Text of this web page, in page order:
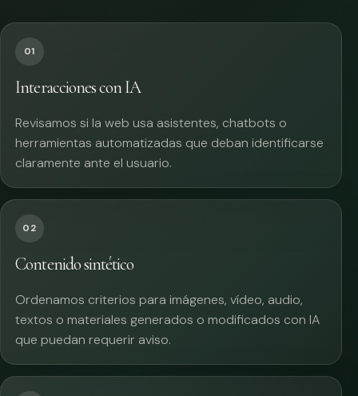
01
Interacciones con IA
Revisamos si la web usa asistentes, chatbots o
herramientas automatizadas que deban identificarse
claramente ante el usuario.
02
Contenido sintético
Ordenamos criterios para imágenes, vídeo, audio,
textos o materiales generados o modificados con IA
que puedan requerir aviso.